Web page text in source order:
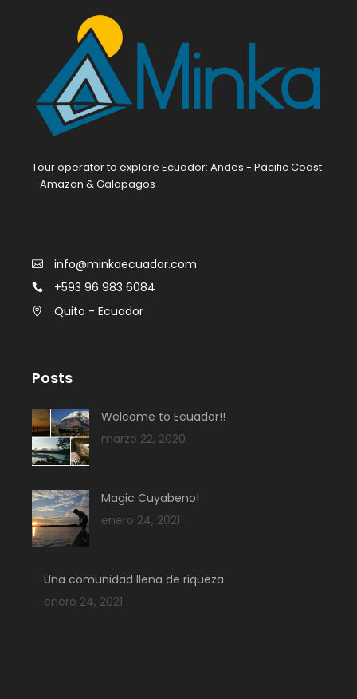
Tour operator to explore Ecuador: Andes - Pacific Coast
- Amazon & Galapagos
info@minkaecuador.com
+593 96 983 6084
Quito - Ecuador
Posts
Welcome to Ecuador!!
marzo 22, 2020
Magic Cuyabeno!
enero 24, 2021
Una comunidad llena de riqueza
enero 24, 2021